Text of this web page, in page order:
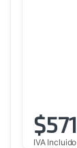
$
IVA Incluido